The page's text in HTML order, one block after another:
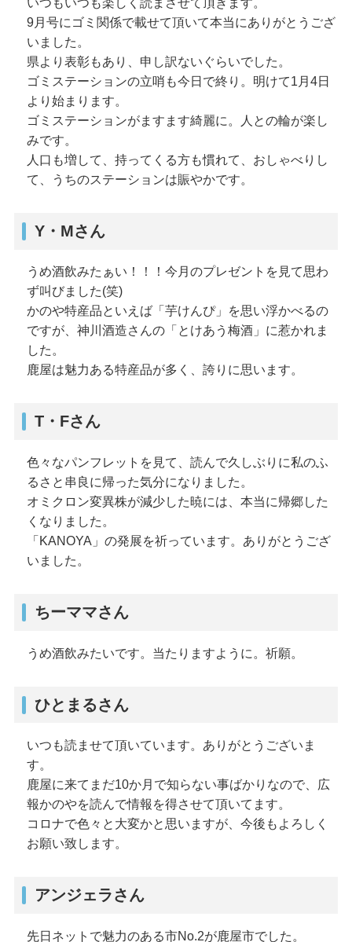
9月号にゴミ関係で載せて頂いて本当にありがとうござ
いました。
県より表彰もあり、申し訳ないぐらいでした。
ゴミステーションの立哨も今日で終り。明けて1月4日
より始まります。
ゴミステーションがますます綺麗に。人との輪が楽し
みです。
人口も増して、持ってくる方も慣れて、おしゃべりし
て、うちのステーションは賑やかです。
Y・Mさん
うめ酒飲みたぁい！！！今月のプレゼントを見て思わ
ず叫びました(笑)
かのや特産品といえば「芋けんぴ」を思い浮かべるの
ですが、神川酒造さんの「とけあう梅酒」に惹かれま
した。
鹿屋は魅力ある特産品が多く、誇りに思います。
T・Fさん
色々なパンフレットを見て、読んで久しぶりに私のふ
るさと串良に帰った気分になりました。
オミクロン変異株が減少した暁には、本当に帰郷した
くなりました。
「KANOYA」の発展を祈っています。ありがとうござ
いました。
ちーママさん
うめ酒飲みたいです。当たりますように。祈願。
ひとまるさん
いつも読ませて頂いています。ありがとうございま
す。
鹿屋に来てまだ10か月で知らない事ばかりなので、広
報かのやを読んで情報を得させて頂いてます。
コロナで色々と大変かと思いますが、今後もよろしく
お願い致します。
アンジェラさん
先日ネットで魅力のある市No.2が鹿屋市でした。